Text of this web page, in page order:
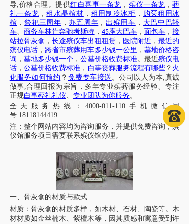
导,价格合理。提供红白喜事一条龙 ，殡仪一条龙 ，葬
礼一条龙 ，租水晶棺材 ， 租用制冷冰柜 ， 购买租用冰
棺 ，祭祀三周年 ， 办五周年 ， 出殡用车 ， 大巴中巴轿
车、 商务车林肯奔驰考斯特 ， 45座大巴车， 面包车 ，接
站拉骨灰盒 ，长途殡仪车出租租赁， 医院附近 ，最近的
殡仪电话 ，跨省市殡葬用车多少钱一公里 ，墓地价格咨
询 ， 墓地多少钱一个 ，公墓价格收费标准。最近殡仪电
话， 公墓价格收费标准 ， 白事丧葬服务流程有哪些 ？ 火
化服务如何预约 ？ 免费专车接送 。公司以人为本,真诚
做事,合理回报为宗旨，多年专业殡葬服务经验、专注
正规白事葬礼礼仪、 专业团队为你服务。
全天服务热线
： 4000-011-110手机微信同
号:18118144419
注； 整个网站内容均为咨询服务，并提供免费咨询，殡
仪馆服务项目需要联系殡仪馆办理。
一、骨灰盒的材质与款式
材质：骨灰盒的材质多样，如木材、石材、陶瓷等。木
材材质如金丝楠木、紫檀木等，因其质感和寓意受到许